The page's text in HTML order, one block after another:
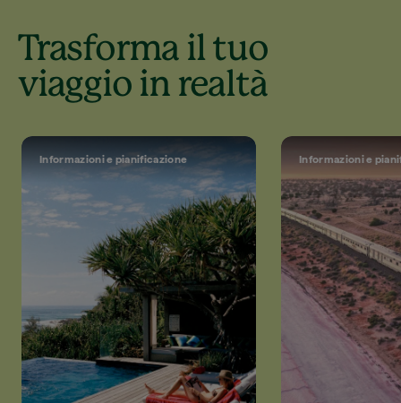
Trasforma il tuo
viaggio in realtà
Informazioni e pianificazione Informazioni e